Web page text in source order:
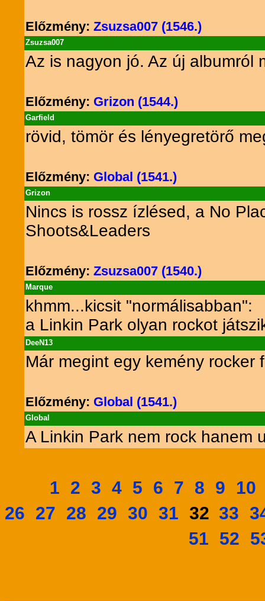
Előzmény:Zsuzsa007 (1546.)
Zsuzsa007
Az is nagyon jó. Az új albumról
Előzmény: Grizon (1544.)
Garfield
rövid, tömör és lényegretörő
Előzmény: Global (1541.)
Grizon
Nincs is rossz ízlésed, a No
Shoots&Leaders
Előzmény:Zsuzsa007 (1540.)
Marque
khmm...kicsit "normálisabban":
a Linkin Park olyan rockot
DeeN13
Már megint egy kemény rocker
Előzmény: Global (1541.)
Global
A Linkin Park nem rock hanem
1 2 3 4 5 6 7 8 9 10
26 27 28 29 30 31 32 33
51 52